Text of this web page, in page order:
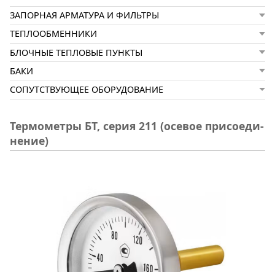
ЗАПОРНАЯ АРМАТУРА И ФИЛЬТРЫ
ТЕПЛООБМЕННИКИ
БЛОЧНЫЕ ТЕПЛОВЫЕ ПУНКТЫ
БАКИ
СОПУТСТВУЮЩЕЕ ОБОРУДОВАНИЕ
Термометры БТ, серия 211 (осе­вое при­со­еди­
не­ние)